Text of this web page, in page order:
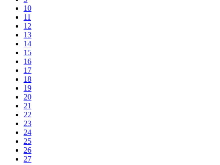
10
11
12
13
14
15
16
17
18
19
20
21
22
23
24
25
26
27